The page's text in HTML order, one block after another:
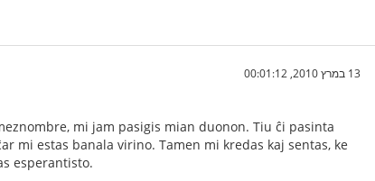
13 במרץ 2010, 00:01:12
mi jam pasigis mian duonon. Tiu ĉi pasinta
mi estas banala virino. Tamen mi kredas kaj sentas, ke
esperantisto.